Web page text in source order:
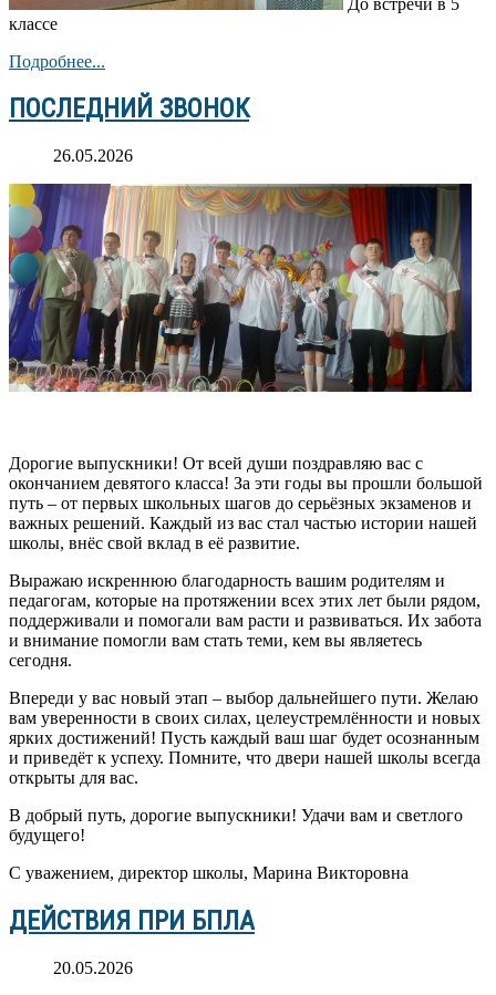
классе
Подробнее...
ПОСЛЕДНИЙ ЗВОНОК
26.05.2026
Дорогие выпускники! От всей души поздравляю вас с
окончанием девятого класса! За эти годы вы прошли большой
путь – от первых школьных шагов до серьёзных экзаменов и
важных решений. Каждый из вас стал частью истории нашей
школы, внёс свой вклад в её развитие.
Выражаю искреннюю благодарность вашим родителям и
педагогам, которые на протяжении всех этих лет были рядом,
поддерживали и помогали вам расти и развиваться. Их забота
и внимание помогли вам стать теми, кем вы являетесь
сегодня.
Впереди у вас новый этап – выбор дальнейшего пути. Желаю
вам уверенности в своих силах, целеустремлённости и новых
ярких достижений! Пусть каждый ваш шаг будет осознанным
и приведёт к успеху. Помните, что двери нашей школы всегда
открыты для вас.
В добрый путь, дорогие выпускники! Удачи вам и светлого
будущего!
С уважением, директор школы, Марина Викторовна
ДЕЙСТВИЯ ПРИ БПЛА
20.05.2026